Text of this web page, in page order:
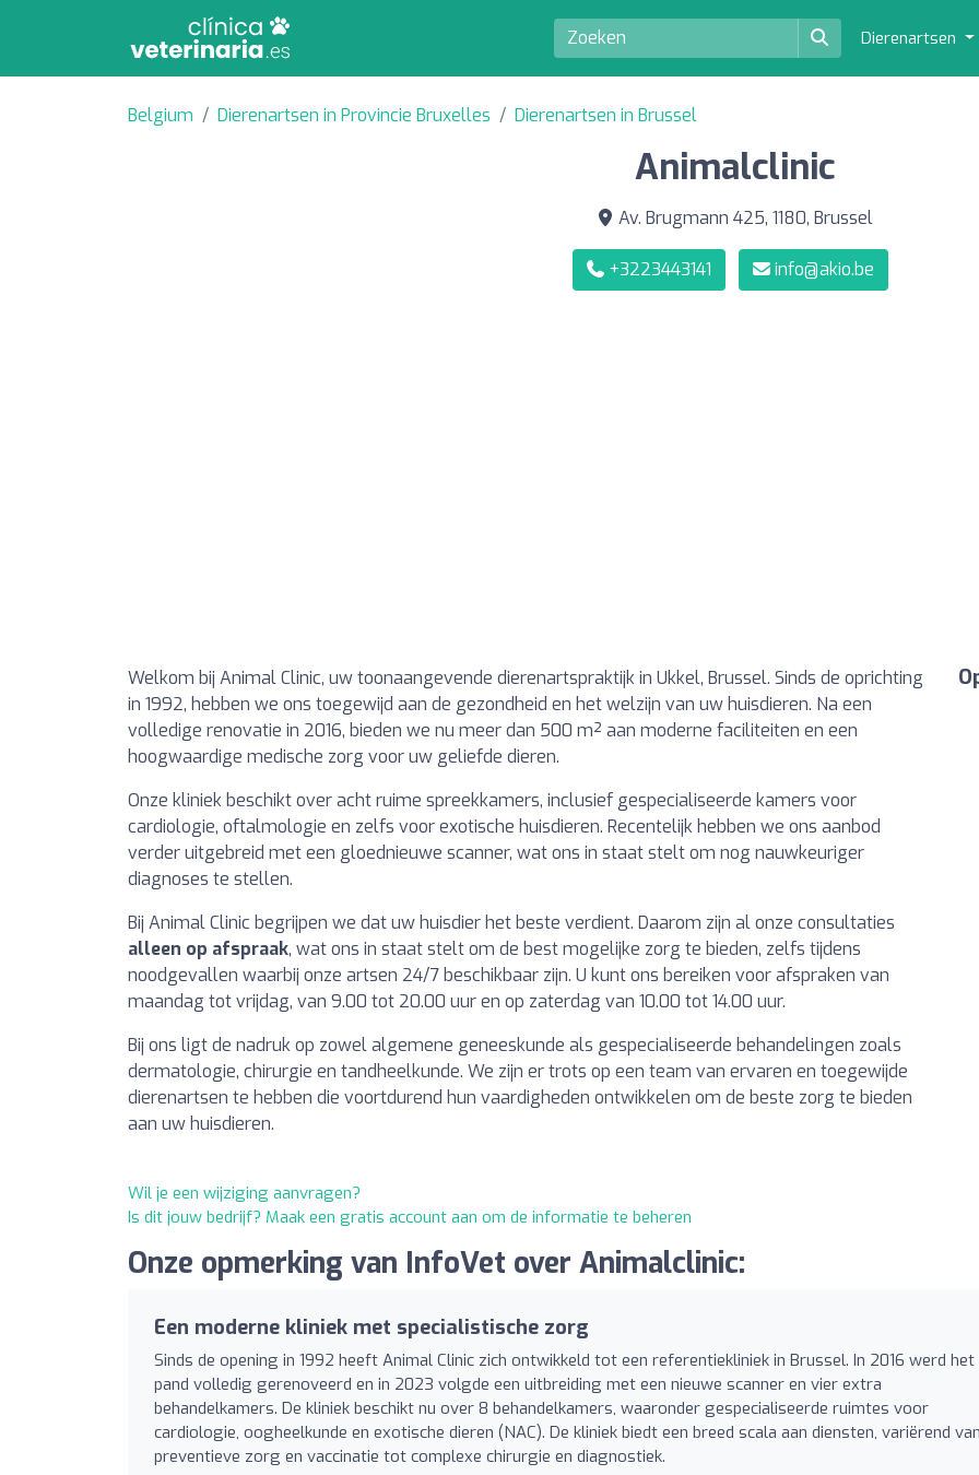
Dierenartsen
Belgium Dierenartsen in Provincie Bruxelles Dierenartsen in Brussel
Animalclinic
Av. Brugmann 425, 1180, Brussel
+3223443141 info@akio.be
Welkom bij Animal Clinic, uw toonaangevende dierenartspraktijk in Ukkel, Brussel. Sinds de oprichting
in 1992, hebben we ons toegewijd aan de gezondheid en het welzijn van uw huisdieren. Na een
volledige renovatie in 2016, bieden we nu meer dan 500 m² aan moderne faciliteiten en een
hoogwaardige medische zorg voor uw geliefde dieren.
Onze kliniek beschikt over acht ruime spreekkamers, inclusief gespecialiseerde kamers voor
cardiologie, oftalmologie en zelfs voor exotische huisdieren. Recentelijk hebben we ons aanbod
verder uitgebreid met een gloednieuwe scanner, wat ons in staat stelt om nog nauwkeuriger
diagnoses te stellen.
Bij Animal Clinic begrijpen we dat uw huisdier het beste verdient. Daarom zijn al onze consultaties
alleen op afspraak, wat ons in staat stelt om de best mogelijke zorg te bieden, zelfs tijdens
noodgevallen waarbij onze artsen 24/7 beschikbaar zijn. U kunt ons bereiken voor afspraken van
maandag tot vrijdag, van 9.00 tot 20.00 uur en op zaterdag van 10.00 tot 14.00 uur.
Bij ons ligt de nadruk op zowel algemene geneeskunde als gespecialiseerde behandelingen zoals
dermatologie, chirurgie en tandheelkunde. We zijn er trots op een team van ervaren en toegewijde
dierenartsen te hebben die voortdurend hun vaardigheden ontwikkelen om de beste zorg te bieden
aan uw huisdieren.
Wil je een wijziging aanvragen?
Is dit jouw bedrijf? Maak een gratis account aan om de informatie te beheren
Onze opmerking van InfoVet over Animalclinic:
Een moderne kliniek met specialistische zorg
Sinds de opening in 1992 heeft Animal Clinic zich ontwikkeld tot een referentiekliniek in Brussel. In 2016 werd het
pand volledig gerenoveerd en in 2023 volgde een uitbreiding met een nieuwe scanner en vier extra
behandelkamers. De kliniek beschikt nu over 8 behandelkamers, waaronder gespecialiseerde ruimtes voor
cardiologie, oogheelkunde en exotische dieren (NAC). De kliniek biedt een breed scala aan diensten, variërend van
preventieve zorg en vaccinatie tot complexe chirurgie en diagnostiek.